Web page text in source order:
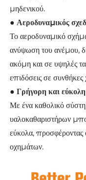
μηδενικού.
● Αεροδυναμικός
Το αεροδυναμικό
ανύψωση του ανέμου,
ακόμη και σε υψηλές
επιδόσεις σε συνθήκες
● Γρήγορη και
Με ένα καθολικό
υαλοκαθαριστήρων
εύκολα,
οχημάτων.